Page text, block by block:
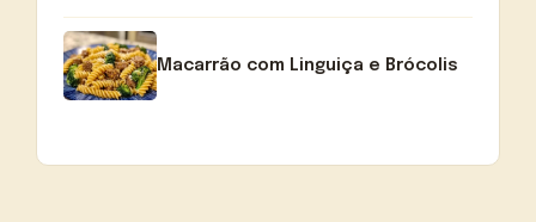
Macarrão com Linguiça e Brócolis